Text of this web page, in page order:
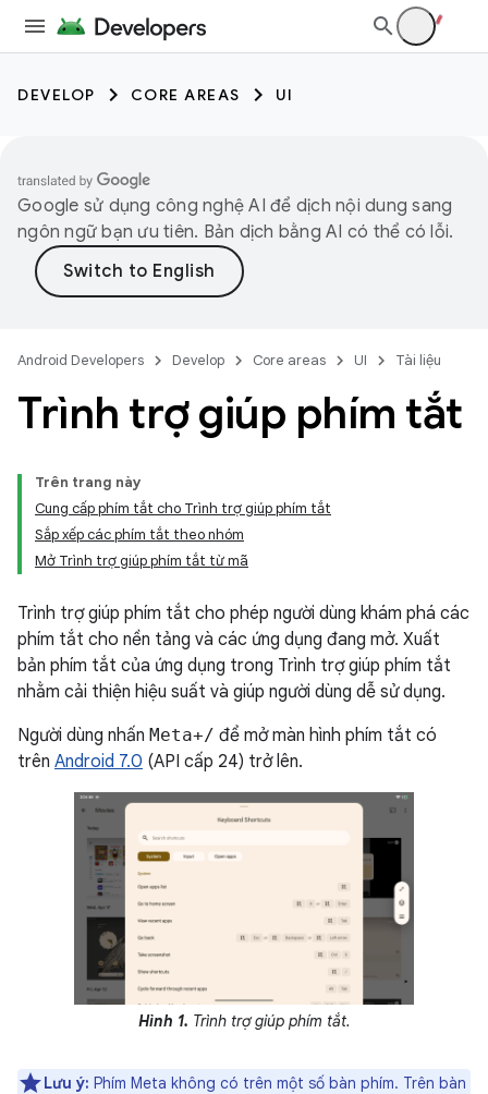
DEVELOP CORE AREAS UI
Google sử dụng công nghệ AI để dịch nội dung sang
ngôn ngữ bạn ưu tiên. Bản dịch bằng AI có thể có lỗi.
Android Developers Develop Core areas UI Tài liệu
Trình trợ giúp phím tắt
Trên trang này
Cung cấp phím tắt cho Trình trợ giúp phím tắt
Sắp xếp các phím tắt theo nhóm
Mở Trình trợ giúp phím tắt từ mã
Trình trợ giúp phím tắt cho phép người dùng khám phá các
phím tắt cho nền tảng và các ứng dụng đang mở. Xuất
bản phím tắt của ứng dụng trong Trình trợ giúp phím tắt
nhằm cải thiện hiệu suất và giúp người dùng dễ sử dụng.
Người dùng nhấn Meta+/ để mở màn hình phím tắt có
trên Android 7.0 (API cấp 24) trở lên.
Hình 1. Trình trợ giúp phím tắt.
Lưu ý: Phím Meta không có trên một số bàn phím. Trên bàn